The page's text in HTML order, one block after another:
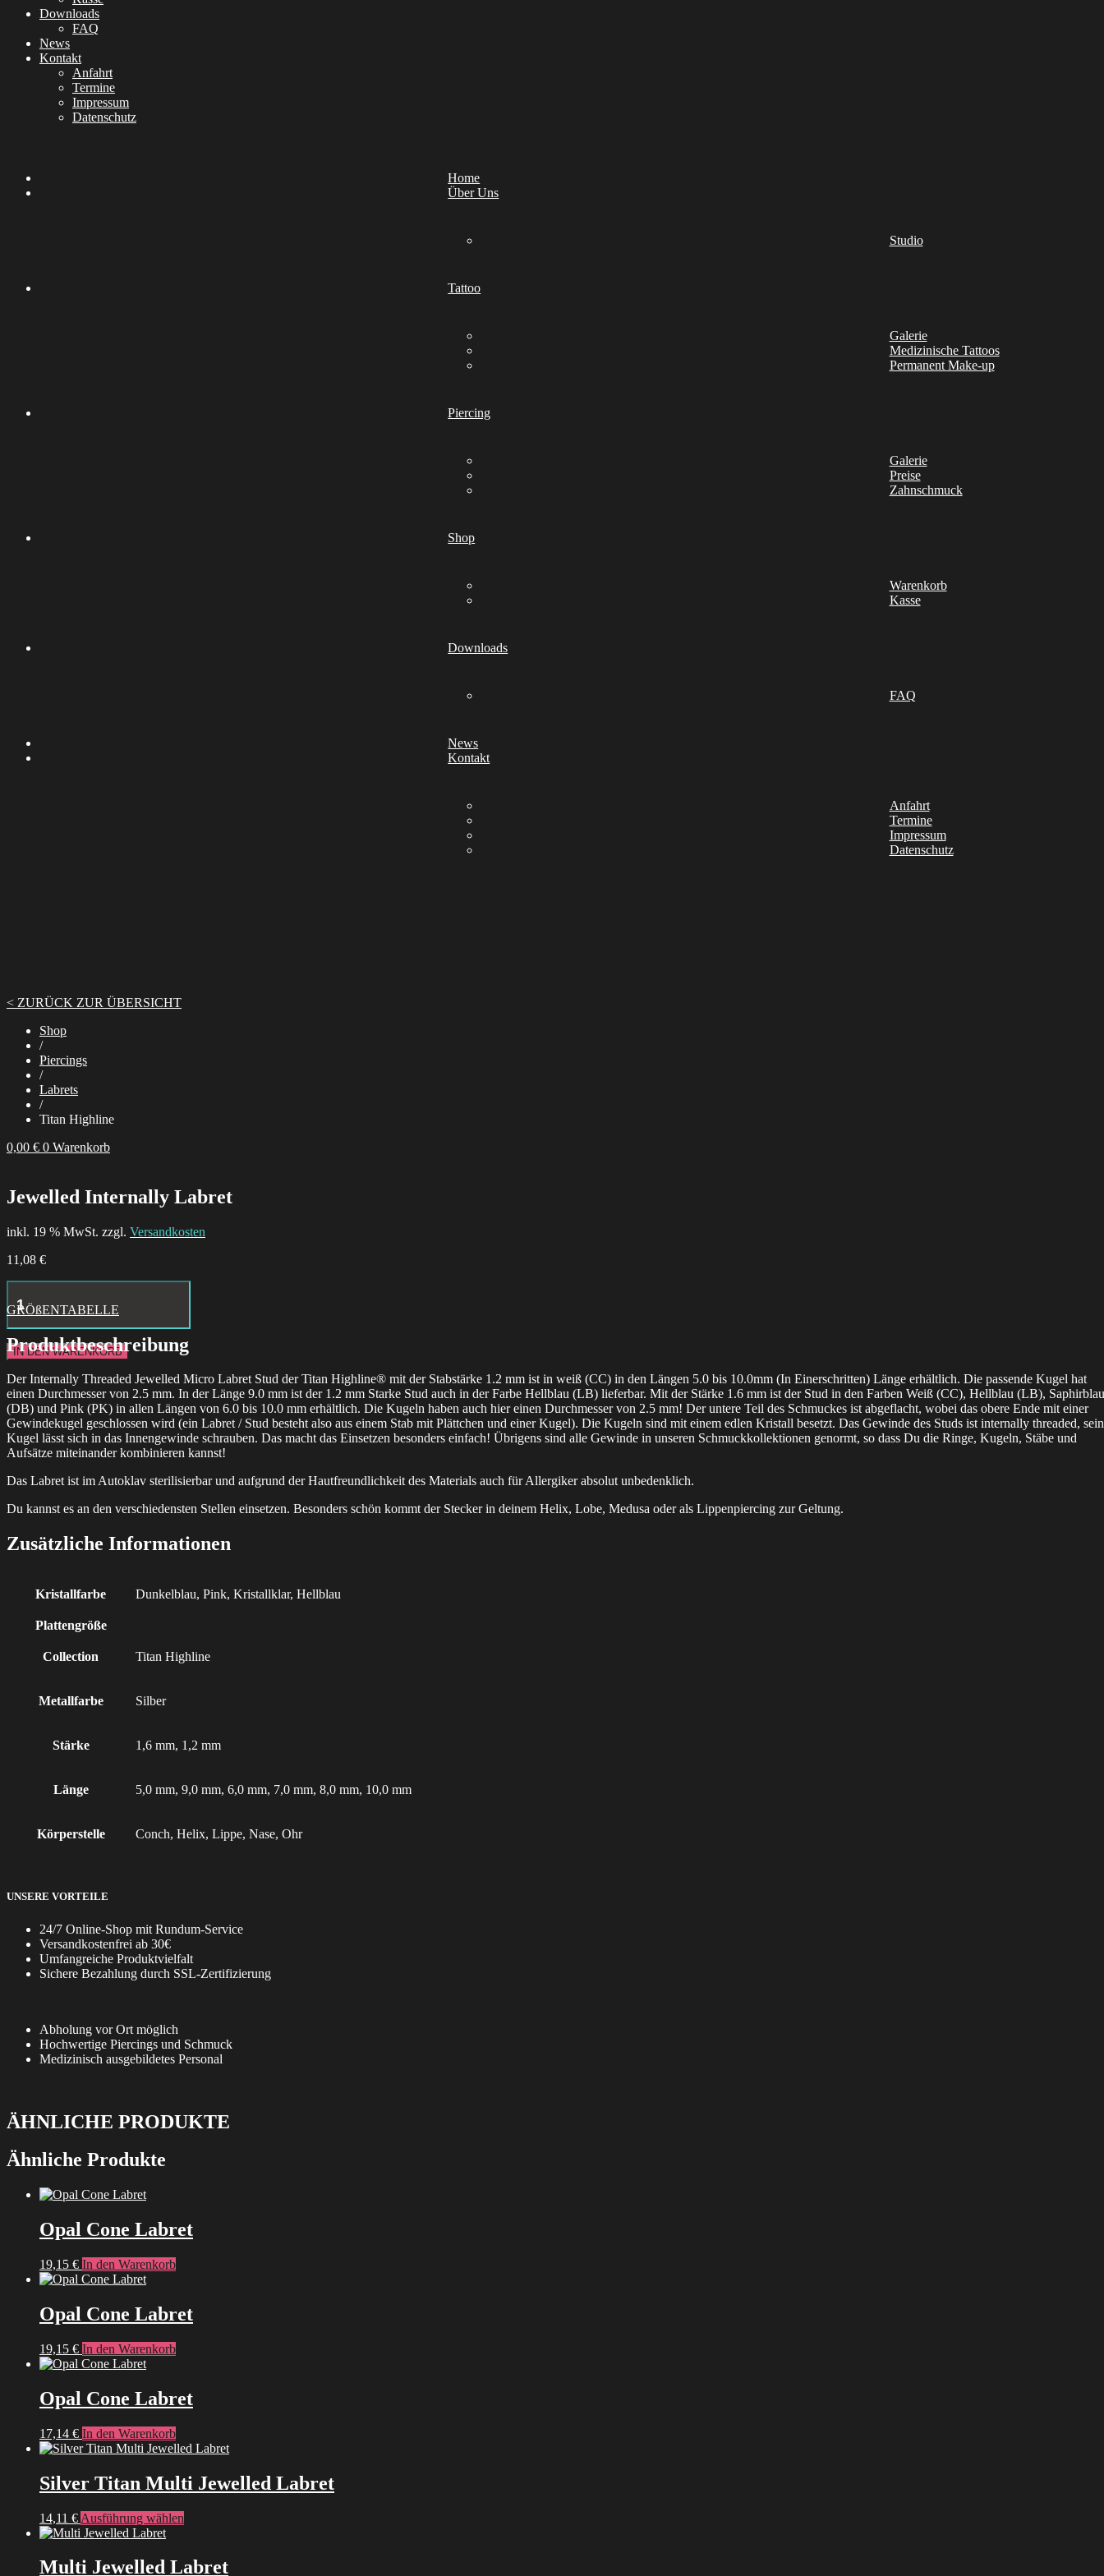
Downloads
FAQ
News
Kontakt
Anfahrt
Termine
Impressum
Datenschutz
Home
Über Uns
Studio
Tattoo
Galerie
Medizinische Tattoos
Permanent Make-up
Piercing
Galerie
Preise
Zahnschmuck
Shop
Warenkorb
Kasse
Downloads
FAQ
News
Kontakt
Anfahrt
Termine
Impressum
Datenschutz
< ZURÜCK ZUR ÜBERSICHT
Shop
/
Piercings
/
Labrets
/
Titan Highline
0,00 € 0 Warenkorb
Jewelled Internally Labret
inkl. 19 % MwSt. zzgl. Versandkosten
11,08 €
Hustle
Butter
Deluxe
Tattoo
Aftercare
24x
Box
Menge
IN DEN WARENKORB
GRÖßENTABELLE
Produktbeschreibung
Der Internally Threaded Jewelled Micro Labret Stud der Titan Highline® mit der Stabstärke 1.2 mm ist in weiß (CC) in den Längen 5.0 bis 10.0mm (In Einerschritten) Länge erhältlich. Die passende Kugel hat
einen Durchmesser von 2.5 mm. In der Länge 9.0 mm ist der 1.2 mm Starke Stud auch in der Farbe Hellblau (LB) lieferbar. Mit der Stärke 1.6 mm ist der Stud in den Farben Weiß (CC), Hellblau (LB), Saphirblau
(DB) und Pink (PK) in allen Längen von 6.0 bis 10.0 mm erhältlich. Die Kugeln haben auch hier einen Durchmesser von 2.5 mm! Der untere Teil des Schmuckes ist abgeflacht, wobei das obere Ende mit einer
Gewindekugel geschlossen wird (ein Labret / Stud besteht also aus einem Stab mit Plättchen und einer Kugel). Die Kugeln sind mit einem edlen Kristall besetzt. Das Gewinde des Studs ist internally threaded,
Kugel lässt sich in das Innengewinde schrauben. Das macht das Einsetzen besonders einfach! Übrigens sind alle Gewinde in unseren Schmuckkollektionen genormt, so dass Du die Ringe, Kugeln, Stäbe und
Aufsätze miteinander kombinieren kannst!
Das Labret ist im Autoklav sterilisierbar und aufgrund der Hautfreundlichkeit des Materials auch für Allergiker absolut unbedenklich.
Du kannst es an den verschiedensten Stellen einsetzen. Besonders schön kommt der Stecker in deinem Helix, Lobe, Medusa oder als Lippenpiercing zur Geltung.
Zusätzliche Informationen
Kristallfarbe Dunkelblau, Pink, Kristallklar, Hellblau
Plattengröße
Collection Titan Highline
Metallfarbe Silber
Stärke 1,6 mm, 1,2 mm
Länge 5,0 mm, 9,0 mm, 6,0 mm, 7,0 mm, 8,0 mm, 10,0 mm
Körperstelle Conch, Helix, Lippe, Nase, Ohr
UNSERE VORTEILE
24/7 Online-Shop mit Rundum-Service
Versandkostenfrei ab 30€
Umfangreiche Produktvielfalt
Sichere Bezahlung durch SSL-Zertifizierung
Abholung vor Ort möglich
Hochwertige Piercings und Schmuck
Medizinisch ausgebildetes Personal
ÄHNLICHE PRODUKTE
Ähnliche Produkte
Opal Cone Labret
19,15 € In den Warenkorb
Opal Cone Labret
19,15 € In den Warenkorb
Opal Cone Labret
17,14 € In den Warenkorb
Silver Titan Multi Jewelled Labret
14,11 € Ausführung wählen
mehrere
Multi Jewelled Labret